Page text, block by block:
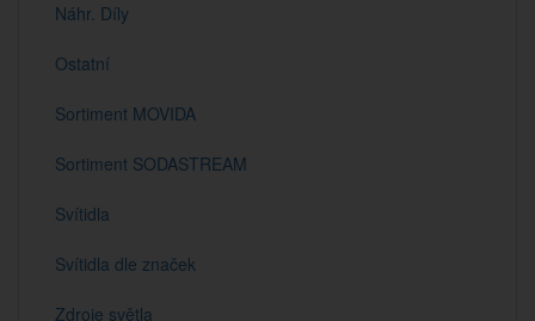
Náhr. Díly
Ostatní
Sortiment MOVIDA
Sortiment SODASTREAM
Svítidla
Svítidla dle značek
Zdroje světla